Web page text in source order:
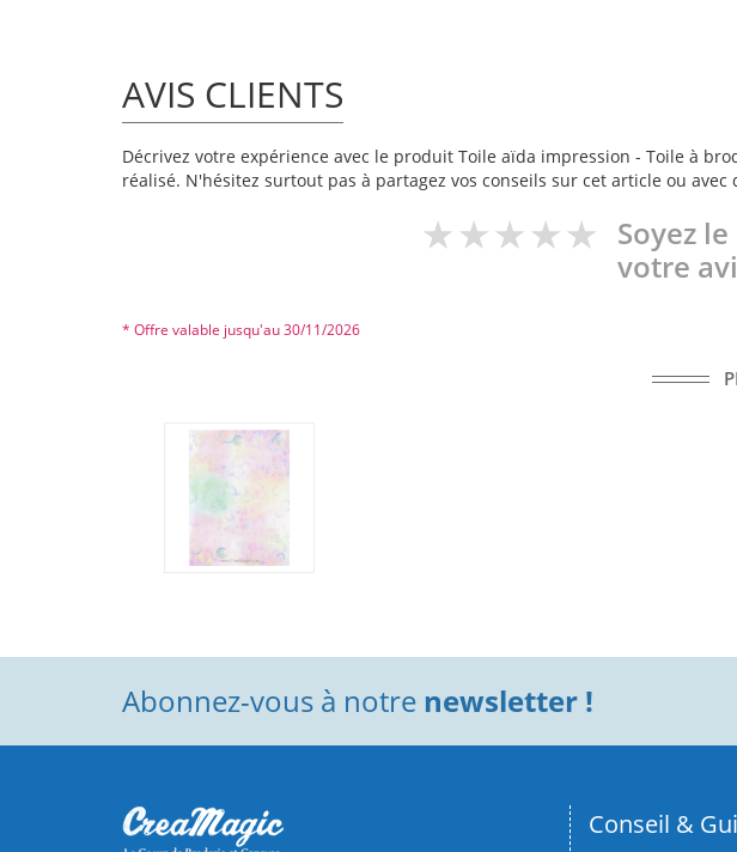
AVIS CLIENTS
Décrivez votre expérience avec le produit Toile aïda impression - Toile à
réalisé. N'hésitez surtout pas à partagez vos conseils sur cet article ou
Soyez
votre
* Offre valable jusqu'au 30/11/2026
Abonnez-vous à notre newsletter !
Conseil &